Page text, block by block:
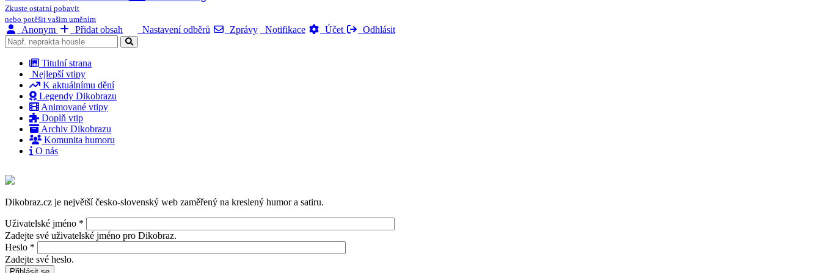
Zkuste ostatní pobavit
nebo potěšit vašim uměním
Anonym Přidat obsah Nastavení odběrů Zprávy Notifikace Účet Odhlásit
Titulní strana
Nejlepší vtipy
K aktuálnímu dění
Legendy Dikobrazu
Animované vtipy
Doplň vtip
Archiv Dikobrazu
Komunita humoru
O nás
Dikobraz.cz je největší česko-slovenský web zaměřený na kreslený humor a satiru.
Uživatelské jméno *
Zadejte své uživatelské jméno pro Dikobraz.
Heslo *
Zadejte své heslo.